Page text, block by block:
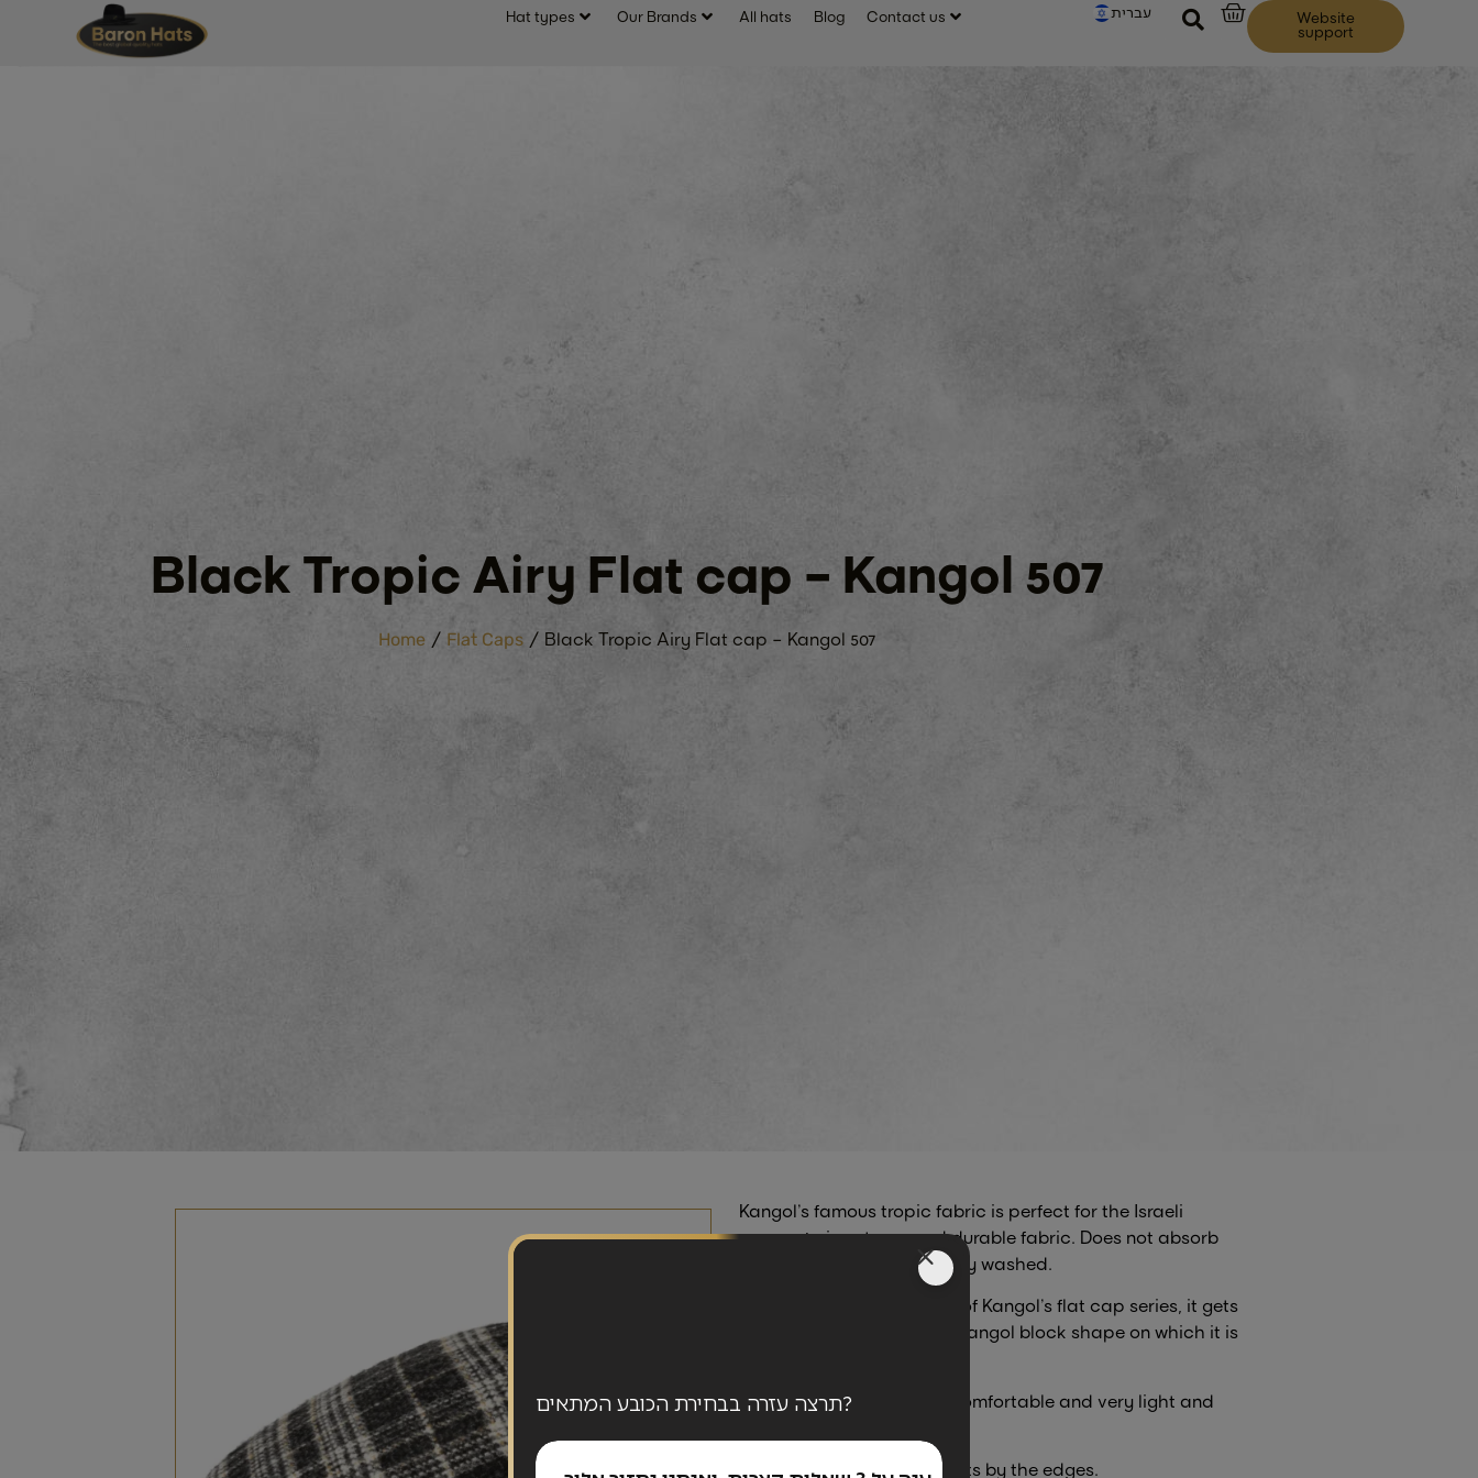
Hat types Our Brands All hats Blog Contact us עברית
Website
support
Black Tropic Airy Flat cap – Kangol 507
Home / Flat Caps / Black Tropic Airy Flat cap – Kangol 507
Kangol’s famous tropic fabric is perfect for the Israeli
summer! airy, strong and durable fabric. Does not absorb
sweat and dirt, and is easily washed.
The 507 is a classic model of Kangol’s flat cap series, it gets
its name from the original Kangol block shape on which it is
‘Tropic’ means the hat is comfortable and very light and
This model comes with vents by the edges.
תרצה עזרה בבחירת הכובע המתאים?